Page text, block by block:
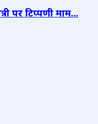
पर टिप्पणी माम...